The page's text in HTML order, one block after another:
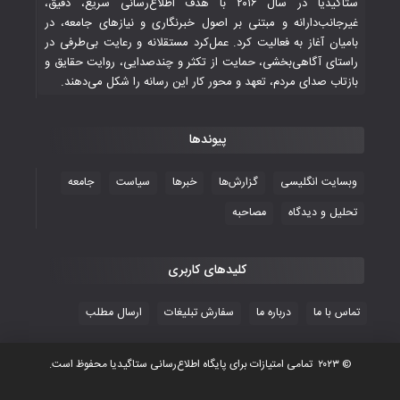
جوانان فوتسالیست کشور با گلباران تایلند به
فینال رفتند
۲۸ October ۲۰۲۵
با شکست چین، فوتسال‌بازان جوان
۲۶ October ۲۰۲۵
غیرجانب‌دارانه و مبتنی بر اصول خبرنگاری و نیازهای جامعه، در
بامیان آغاز به فعالیت کرد. عمل‌کرد مستقلانه و رعایت بی‌طرفی در
راستای آگاهی‌بخشی، حمایت از تکثر و چندصدایی، روایت حقایق و
بازتاب صدای مردم، تعهد و محور کار این رسانه را شکل می‌دهند.
پیوندها
وبسایت انگلیسی گزارش‌ها خبرها سیاست
جامعه
تحلیل و دیدگاه
مصاحبه
کلیدهای کاربری
تماس با ما درباره ما سفارش تبلیغات ارسال مطلب
© ۲۰۲۳ تمامی امتیازات برای پایگاه اطلاع‌رسانی ستاگیدیا محفوظ است.